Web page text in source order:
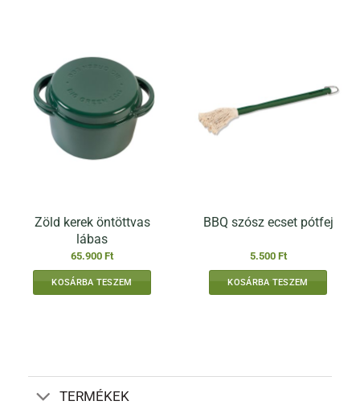
változatok
Zöld kerek öntöttvas
lábas
65.900 Ft
KOSÁRBA TESZEM
BBQ szósz ecset pótfej
5.500 Ft
KOSÁRBA TESZEM
TERMÉKEK